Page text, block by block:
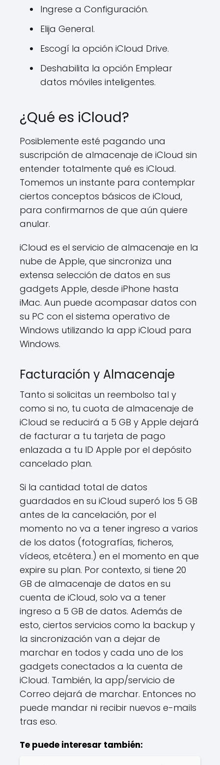
Ingrese a Configuración.
Elija General.
Escogí la opción iCloud Drive.
Deshabilita la opción Emplear
datos móviles inteligentes.
¿Qué es iCloud?
Posiblemente esté pagando una
suscripción de almacenaje de iCloud sin
entender totalmente qué es iCloud.
Tomemos un instante para contemplar
ciertos conceptos básicos de iCloud,
para confirmarnos de que aún quiere
anular.
iCloud es el servicio de almacenaje en la
nube de Apple, que sincroniza una
extensa selección de datos en sus
gadgets Apple, desde iPhone hasta
iMac. Aun puede acompasar datos con
su PC con el sistema operativo de
Windows utilizando la app iCloud para
Windows.
Facturación y Almacenaje
Tanto si solicitas un reembolso tal y
como si no, tu cuota de almacenaje de
iCloud se reducirá a 5 GB y Apple dejará
de facturar a tu tarjeta de pago
enlazada a tu ID Apple por el depósito
cancelado plan.
Si la cantidad total de datos
guardados en su iCloud superó los 5 GB
antes de la cancelación, por el
momento no va a tener ingreso a varios
de los datos (fotografías, ficheros,
vídeos, etcétera.) en el momento en que
expire su plan. Por contexto, si tiene 20
GB de almacenaje de datos en su
cuenta de iCloud, solo va a tener
ingreso a 5 GB de datos. Además de
esto, ciertos servicios como la backup y
la sincronización van a dejar de
marchar en todos y cada uno de los
gadgets conectados a la cuenta de
iCloud. También, la app/servicio de
Correo dejará de marchar. Entonces no
puede mandar ni recibir nuevos e-mails
tras eso.
Te puede interesar también: